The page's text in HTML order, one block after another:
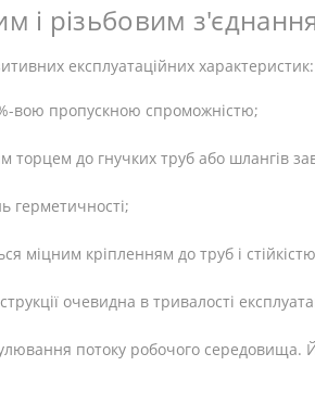
і різьбовим
експлуатаційних характеристик:
вою пропускною спроможністю;
торцем до гнучких труб або шлангів
герметичності;
міцним кріпленням до труб і
очевидна в тривалості
потоку робочого середовища.